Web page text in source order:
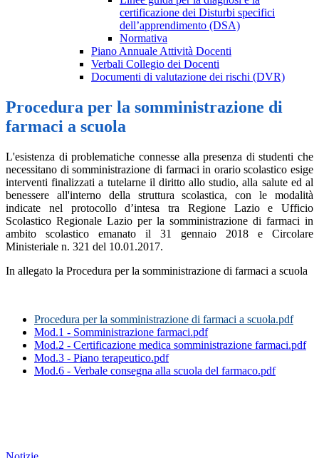
certificazione dei Disturbi specifici
dell’apprendimento (DSA)
Normativa
Piano Annuale Attività Docenti
Verbali Collegio dei Docenti
Documenti di valutazione dei rischi (DVR)
Procedura per la somministrazione di
farmaci a scuola
L'esistenza di problematiche connesse alla presenza di studenti che
necessitano di somministrazione di farmaci in orario scolastico esige
interventi finalizzati a tutelarne il diritto allo studio, alla salute ed al
benessere all'interno della struttura scolastica, con le modalità
indicate nel protocollo d’intesa tra Regione Lazio e Ufficio
Scolastico Regionale Lazio per la somministrazione di farmaci in
ambito scolastico emanato il 31 gennaio 2018 e Circolare
Ministeriale n. 321 del 10.01.2017.
In allegato la Procedura per la somministrazione di farmaci a scuola
Procedura per la somministrazione di farmaci a scuola.pdf
Mod.1 - Somministrazione farmaci.pdf
Mod.2 - Certificazione medica somministrazione farmaci.pdf
Mod.3 - Piano terapeutico.pdf
Mod.6 - Verbale consegna alla scuola del farmaco.pdf